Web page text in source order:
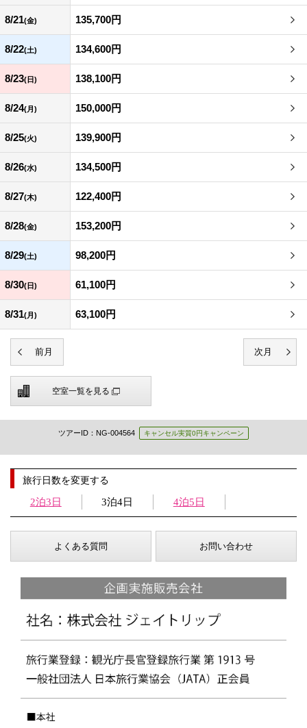
8/21(金) 135,700円
8/22(土) 134,600円
8/23(日) 138,100円
8/24(月) 150,000円
8/25(火) 139,900円
8/26(水) 134,500円
8/27(木) 122,400円
8/28(金) 153,200円
8/29(土) 98,200円
8/30(日) 61,100円
8/31(月) 63,100円
空室一覧を見る
ツアーID：NG-004564 キャンセル実質0円キャンペーン
旅行日数を変更する
2泊3日 3泊4日 4泊5日
よくある質問 お問い合わせ